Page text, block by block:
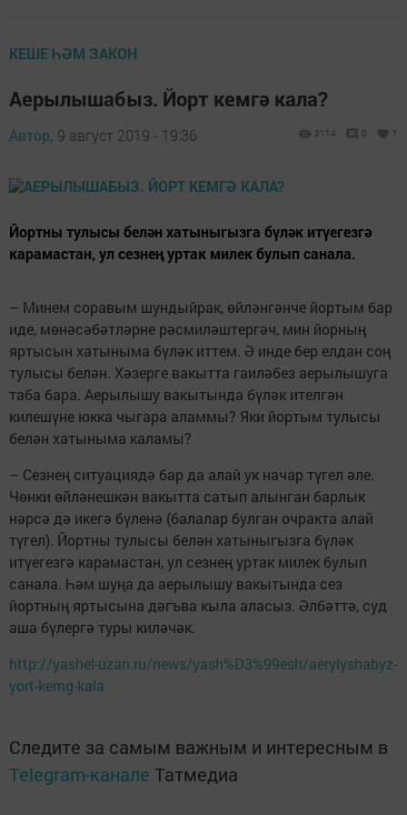
КЕШЕ ҺӘМ ЗАКОН
Аерылышабыз. Йорт кемгә кала?
Автор, 9 август 2019 - 19:36 3114 0 1
Йортны тулысы белән хатыныгызга бүләк итүегезгә
карамастан, ул сезнең уртак милек булып санала.
– Минем соравым шундыйрак, өйләнгәнче йортым бар
иде, мөнәсәбәтләрне рәсмиләштергәч, мин йорның
яртысын хатыныма бүләк иттем. Ә инде бер елдан соң
тулысы белән. Хәзерге вакытта гаиләбез аерылышуга
таба бара. Аерылышу вакытында бүләк ителгән
килешүне юкка чыгара аламмы? Яки йортым тулысы
белән хатыныма каламы?
– Сезнең ситуациядә бар да алай ук начар түгел әле.
Чөнки өйләнешкән вакытта сатып алынган барлык
нәрсә дә икегә бүленә (балалар булган очракта алай
түгел). Йортны тулысы белән хатыныгызга бүләк
итүегезгә карамастан, ул сезнең уртак милек булып
санала. Һәм шуңа да аерылышу вакытында сез
йортның яртысына дәгъва кыла аласыз. Әлбәттә, суд
аша бүлергә туры киләчәк.
http://yashel-uzan.ru/news/yash%D3%99esh/aerylyshabyz-
yort-kemg-kala
Следите за самым важным и интересным в
Telegram-канале Татмедиа